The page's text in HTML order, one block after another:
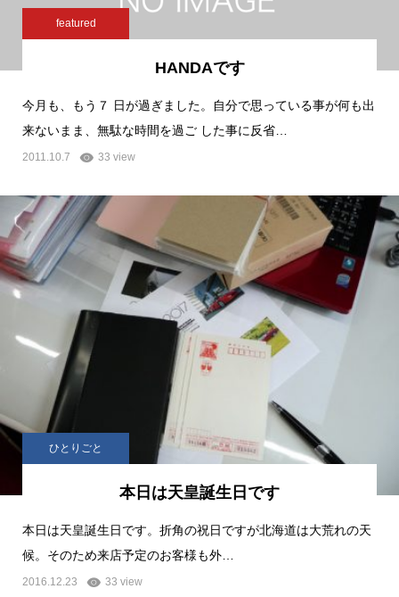
featured
HANDAです
今月も、もう７ 日が過ぎました。自分で思っている事が何も出
来ないまま、無駄な時間を過ご した事に反省…
2011.10.7 33 view
ひとりごと
本日は天皇誕生日です
本日は天皇誕生日です。折角の祝日ですが北海道は大荒れの天
候。そのため来店予定のお客様も外…
2016.12.23 33 view